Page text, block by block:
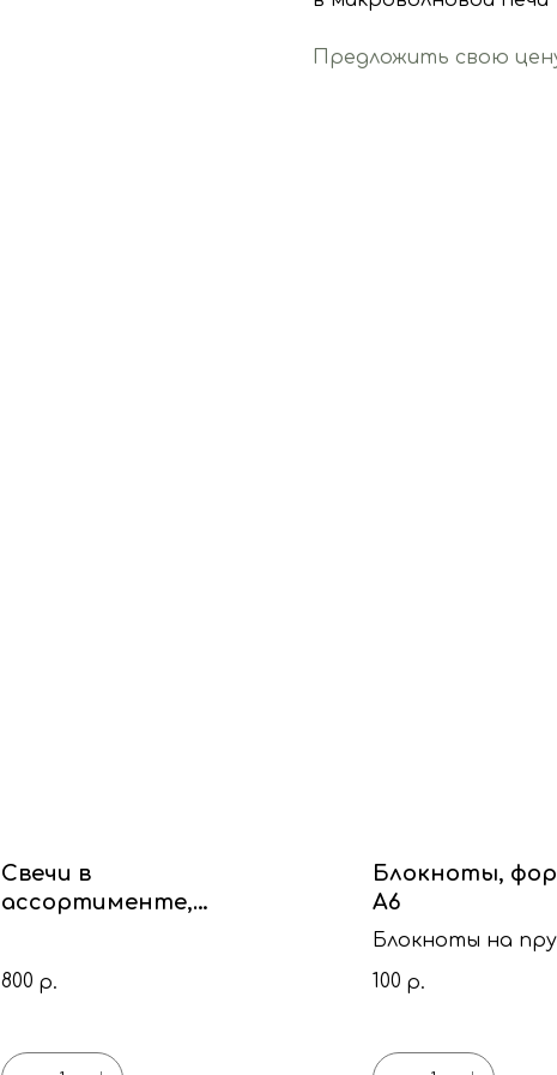
Предложить свою
Свечи в
ассортименте,
800 р.
Блокноты,
А6
Блокноты на
100 р.